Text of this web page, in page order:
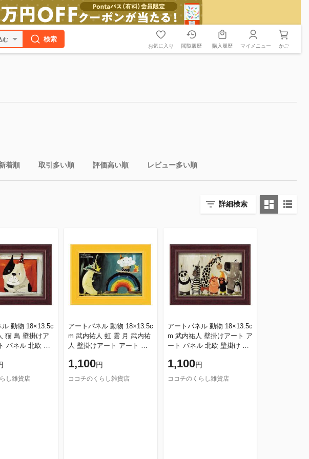
む 検索
お気に入り 閲覧履歴 購入履歴 マイメニュー かご
着順 取引多い順 評価高い順 レビュー多い順
詳細検索
ル 動物 18×13.5c
猫 鳥 壁掛けア
パネル 北欧 壁
さい 絵 かわ
し雑貨店
アートパネル 動物 18×13.5c
m 武内祐人 虹 雲 月 武内祐
人 壁掛けアート アート パ
子供部屋 インテリア 小
1,100円
ココチのくらし雑貨店
アートパネル 動物 18×13.5c
m 武内祐人 壁掛けアート ア
ート パネル 北欧 壁掛け 卓
ア 小さい 絵 かわいい お
1,100円
ココチのくらし雑貨店